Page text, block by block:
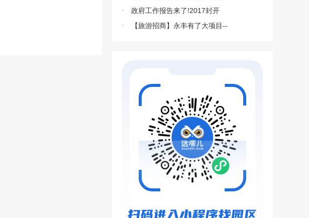
政府工作报告来了!2017封开
【旅游招商】永丰有了大项目--